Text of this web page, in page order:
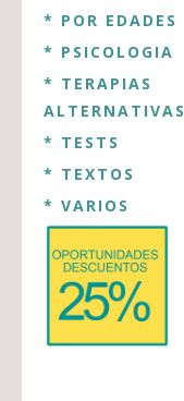
* POR EDADES
* PSICOLOGIA
* TERAPIAS
ALTERNATIVAS
* TESTS
* TEXTOS
* VARIOS